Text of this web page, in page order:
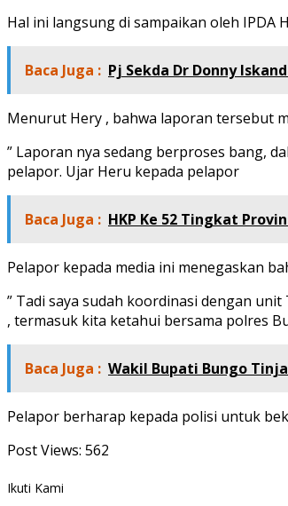
Hal ini langsung di sampaikan oleh IPDA
Baca Juga : Pj Sekda Dr Donny
Menurut Hery , bahwa laporan tersebut
” Laporan nya sedang berproses bang,
pelapor. Ujar Heru kepada pelapor
Baca Juga : HKP Ke 52 Tingkat
Pelapor kepada media ini menegaskan
” Tadi saya sudah koordinasi dengan
, termasuk kita ketahui bersama polres
Baca Juga : Wakil Bupati Bungo
Pelapor berharap kepada polisi untuk
Post Views: 562
Ikuti Kami